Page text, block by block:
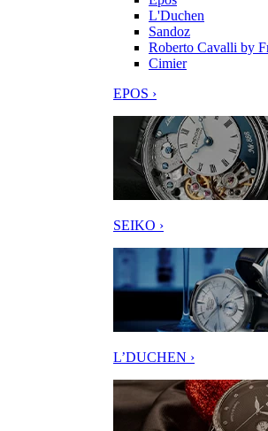
L'Duchen
Sandoz
Roberto Cavalli by
Cimier
EPOS ›
SEIKO ›
L’DUCHEN ›